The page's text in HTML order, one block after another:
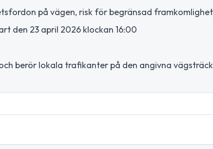
på vägen, risk för begränsad
den 23 april 2026 klockan 16:00
berör lokala trafikanter på den angivna